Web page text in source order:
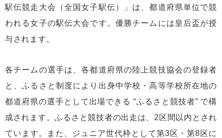
駅伝競走大会（全国女子駅伝）」は、都道府県単位で競
われる女子の駅伝大会です。優勝チームには皇后盃が授
与されます。
各チームの選手は、各都道府県の陸上競技協会の登録者
と、ふるさと制度により出身中学校・高等学校所在地の
都道府県の選手として出場できる “ふるさと競技者” で構
成されます。ふるさと競技者の出走は、2区間以内とされ
ています。また、ジュニア世代枠として第3区・第8区に